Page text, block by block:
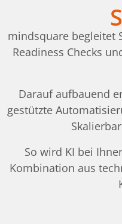
mindsquare begleitet
Readiness Checks
Darauf aufbauend
gestützte
So wird KI bei
Kombination aus